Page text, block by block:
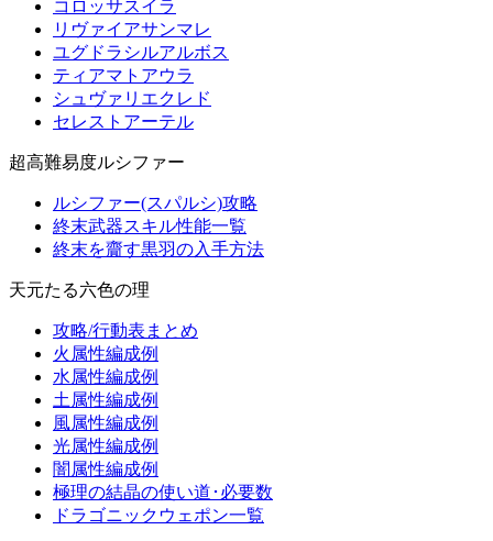
コロッサスイラ
リヴァイアサンマレ
ユグドラシルアルボス
ティアマトアウラ
シュヴァリエクレド
セレストアーテル
超高難易度ルシファー
ルシファー(スパルシ)攻略
終末武器スキル性能一覧
終末を齎す黒羽の入手方法
天元たる六色の理
攻略/行動表まとめ
火属性編成例
水属性編成例
土属性編成例
風属性編成例
光属性編成例
闇属性編成例
極理の結晶の使い道･必要数
ドラゴニックウェポン一覧